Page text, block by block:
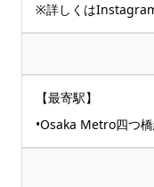
※詳しくは
【最寄駅】
•Osaka Metro四つ